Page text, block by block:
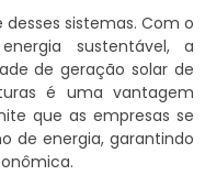
sistemas. Com o
sustentável, a
de geração solar de
é uma vantagem
que as empresas se
de energia, garantindo